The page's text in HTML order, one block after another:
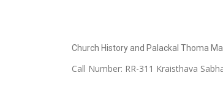
Church History and Palackal Thoma
Call Number: RR-311 Kraisthava